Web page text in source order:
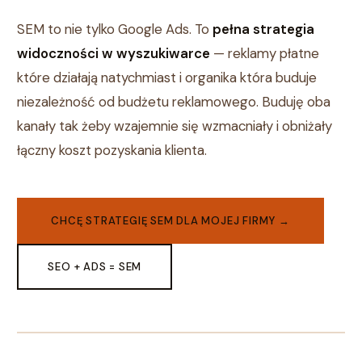
SEM to nie tylko Google Ads. To pełna strategia
widoczności w wyszukiwarce — reklamy płatne
które działają natychmiast i organika która buduje
niezależność od budżetu reklamowego. Buduję oba
kanały tak żeby wzajemnie się wzmacniały i obniżały
łączny koszt pozyskania klienta.
CHCĘ STRATEGIĘ SEM DLA MOJEJ FIRMY →
SEO + ADS = SEM